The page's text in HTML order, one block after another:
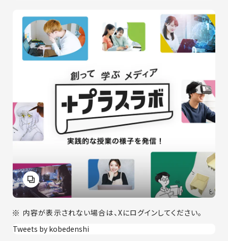
内容が表示されない場合は、Xにログインしてください。
Tweets by kobedenshi